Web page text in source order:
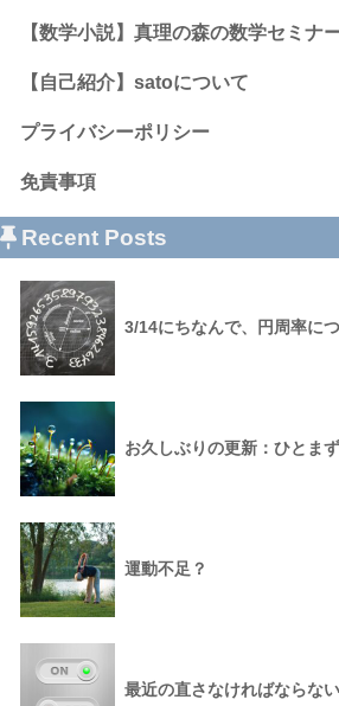
【数学小説】真理の森の数学セミナ
【自己紹介】satoについて
プライバシーポリシー
免責事項
Recent Posts
3/14にちなんで、円周率に
お久しぶりの更新：ひとま
運動不足？
最近の直さなければならな